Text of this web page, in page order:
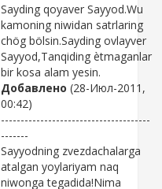
Sayding qoyaver Sayyod.Wu
kamoning niwidan satrlaring
chög bölsin.Sayding ovlayver
Sayyod,Tanqiding ètmaganlar
bir kosa alam yesin.
Добавлено (28-Июл-2011,
00:42)
--------------------------------------
-------
Sayyodning zvezdachalarga
atalgan yoylariyam naq
niwonga tegadida!Nima